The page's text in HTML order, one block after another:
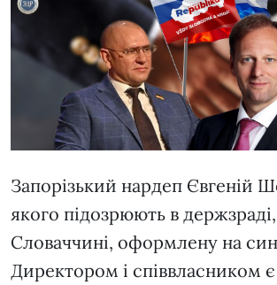
Запорізький нардеп Євгеній
якого підозрюють в
Словаччині, оформлену на
Директором і співвласником